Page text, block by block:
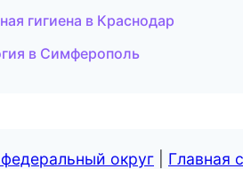
гигиена в Краснодар
в Симферополь
округ Главная